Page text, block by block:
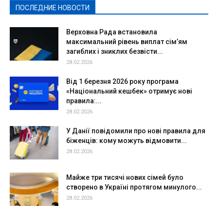
ПОСЛЕДНИЕ НОВОСТИ
Верховна Рада встановила
максимальний рівень виплат сім’ям
загиблих і зниклих безвісти...
28.02.2026
Від 1 березня 2026 року програма
«Національний кешбек» отримує нові
правила:...
28.02.2026
У Данії повідомили про нові правила для
біженців: кому можуть відмовити...
28.02.2026
Майже три тисячі нових сімей було
створено в Україні протягом минулого...
28.02.2026